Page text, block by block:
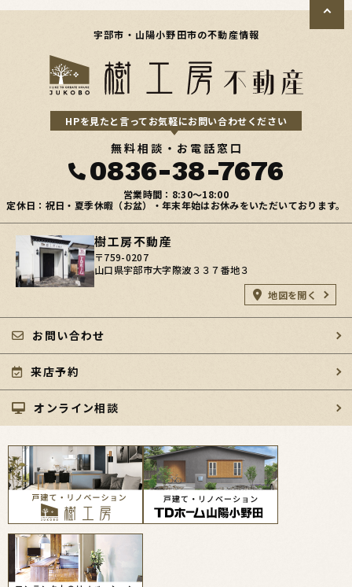
宇部市・山陽小野田市の不動産情報
HPを見たと言ってお気軽にお問い合わせください
無料相談・お電話窓口
0836-38-7676
営業時間：8:30〜18:00
定休日：祝日・夏季休暇（お盆）・年末年始はお休みをいただいております。
樹工房不動産
〒759-0207
山口県宇部市大字際波３３７番地３
地図を開く
お問い合わせ
来店予約
オンライン相談